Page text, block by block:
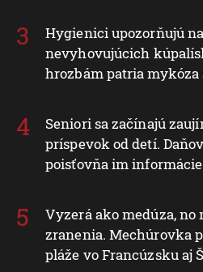
Hygienici upozorňujú
nevyhovujúcich
hrozbám patria
Seniori sa začínajú
príspevok od detí.
poisťovňa im
Vyzerá ako medúza, no
zranenia. Mechúrovka
pláže vo Francúzsku aj